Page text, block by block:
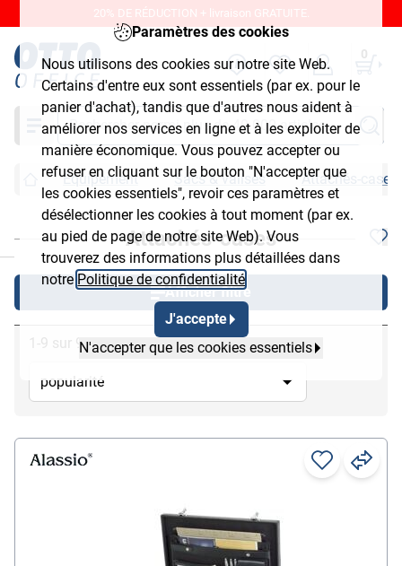
Paramètres des cookies
Nous utilisons des cookies sur notre site Web.
Certains d'entre eux sont essentiels (par ex. pour le
panier d'achat), tandis que d'autres nous aident à
améliorer nos services en ligne et à les exploiter de
manière économique. Vous pouvez accepter ou
refuser en cliquant sur le bouton "N'accepter que
les cookies essentiels", revoir ces paramètres et
désélectionner les cookies à tout moment (par ex.
au pied de page de notre site Web). Vous
trouverez des informations plus détaillées dans
notre Politique de confidentialité
J'accepte
N'accepter que les cookies essentiels
20% DE RÉDUCTION + livraison GRATUITE.
0
Chercher
Équipement Sacs & valises Attachés-cases
Attachés-cases
Afficher filtre
1-9 sur 9